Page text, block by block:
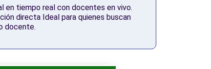
en tiempo real con docentes en vivo.
directa Ideal para quienes buscan
docente.